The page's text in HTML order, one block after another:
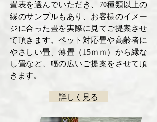
畳表を選んでいただき、70種類以上の
縁のサンプルもあり、お客様のイメー
ジに合った畳を実際に見てご提案させ
て頂きます。ペット対応畳や高齢者に
やさしい畳、薄畳（15ｍｍ）から縁な
し畳など、幅の広いご提案をさせて頂
きます。
詳しく見る